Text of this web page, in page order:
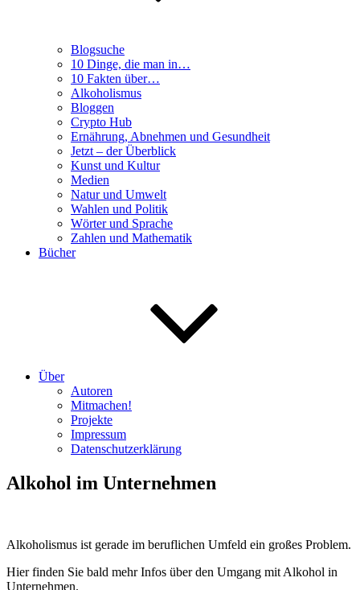
Blogsuche
10 Dinge, die man in…
10 Fakten über…
Alkoholismus
Bloggen
Crypto Hub
Ernährung, Abnehmen und Gesundheit
Jetzt – der Überblick
Kunst und Kultur
Medien
Natur und Umwelt
Wahlen und Politik
Wörter und Sprache
Zahlen und Mathematik
Bücher
Über
Autoren
Mitmachen!
Projekte
Impressum
Datenschutzerklärung
Alkohol im Unternehmen
Alkoholismus ist gerade im beruflichen Umfeld ein großes Problem.
Hier finden Sie bald mehr Infos über den Umgang mit Alkohol in
Unternehmen.